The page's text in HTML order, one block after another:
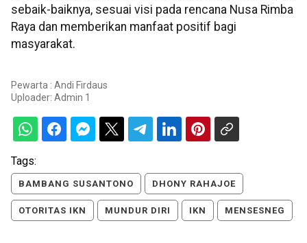
sebaik-baiknya, sesuai visi pada rencana Nusa Rimba
Raya dan memberikan manfaat positif bagi
masyarakat.
Pewarta : Andi Firdaus
Uploader: Admin 1
Tags:
BAMBANG SUSANTONO DHONY RAHAJOE
OTORITAS IKN MUNDUR DIRI IKN MENSESNEG